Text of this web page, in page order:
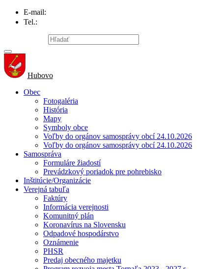
E-mail:
Tel.:
Hubovo
Obec
Fotogaléria
História
Mapy
Symboly obce
Voľby do orgánov samosprávy obcí 24.10.2026
Voľby do orgánov samosprávy obcí 24.10.2026
Samospráva
Formuláre žiadostí
Prevádzkový poriadok pre pohrebisko
Inštitúcie/Organizácie
Verejná tabuľa
Faktúry
Informácia verejnosti
Komunitný plán
Koronavírus na Slovensku
Odpadové hospodárstvo
Oznámenie
PHSR
Predaj obecného majetku